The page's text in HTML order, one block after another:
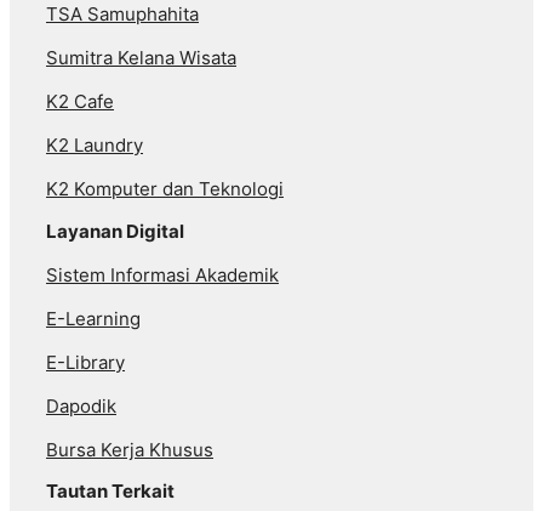
TSA Samuphahita
Sumitra Kelana Wisata
K2 Cafe
K2 Laundry
K2 Komputer dan Teknologi
Layanan Digital
Sistem Informasi Akademik
E-Learning
E-Library
Dapodik
Bursa Kerja Khusus
Tautan Terkait